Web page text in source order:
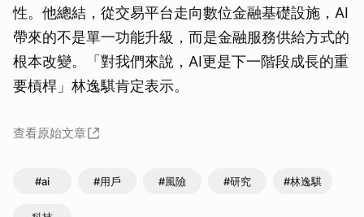
性。他總結，從交易平台走向數位金融基礎設施，AI
帶來的不是單一功能升級，而是金融服務供給方式的
根本改變。「對我們來說，AI更是下一階段成長的重
要槓桿」林逸騏肯定表示。
查看原始文章
#ai #用戶 #風險 #研究 #林逸騏
取消